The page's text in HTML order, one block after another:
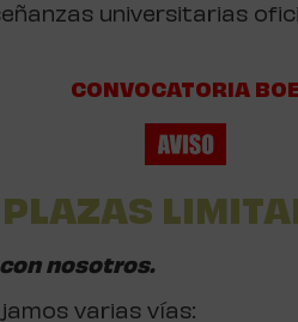
universitarias
CONVOCATORIA
nosotros.
varias vías: